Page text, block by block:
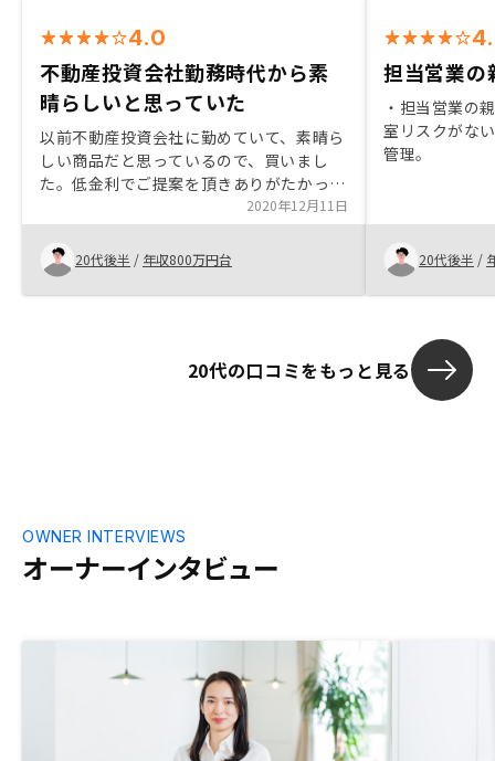
4.0
不動産投資会社勤務時代から素
晴らしいと思っていた
以前不動産投資会社に勤めていて、素晴ら
しい商品だと思っているので、買いまし
た。低金利でご提案を頂きありがたかった
です。いろんな金融商品と混ぜて不動産投
資する事で資産が増やせると思います。今
後も買い増して行きたいと思います。サー
ビスに満足することなく、より良くしてい
って欲しいのと、価格、金利、管理条件を
2020年12月11日
20代後半 / 年収800万円台
担当営業の
・担当営業の
室リスクがな
管理。
20代後半 /
20代の口コミをもっと見る
オーナーインタビュー
OWNER INTERVIEWS